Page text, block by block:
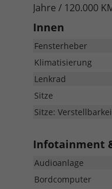
Jahre / 120.000
Innen
Fensterheber
Klimatisierung
Lenkrad
Sitze
Sitze:
Infotainment
Audioanlage
Bordcomputer